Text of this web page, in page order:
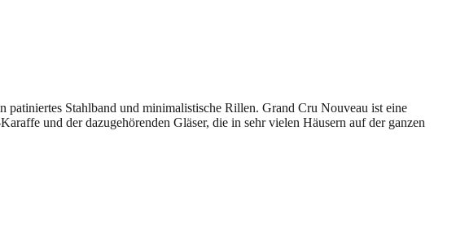
patiniertes Stahlband und minimalistische Rillen. Grand Cru Nouveau ist eine
und der dazugehörenden Gläser, die in sehr vielen Häusern auf der ganzen